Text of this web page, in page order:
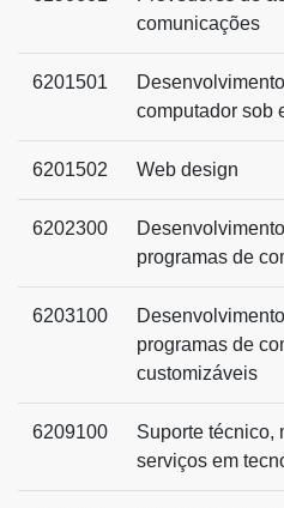
comunicações
6201501
computador sob
6201502 Web design
6202300
programas de
6203100
programas de
customizáveis
6209100
Suporte técnico,
serviços em